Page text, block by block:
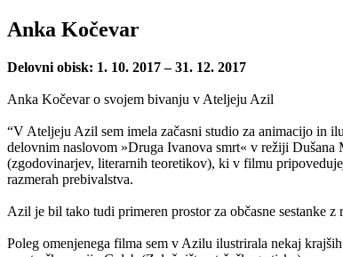
Anka Kočevar
Delovni obisk: 1. 10. 2017 – 31. 12. 2017
Anka Kočevar o svojem bivanju v Ateljeju Azil
“V Ateljeju Azil sem imela začasni studio za animacijo in
delovnim naslovom »Druga Ivanova smrt« v režiji
(zgodovinarjev, literarnih teoretikov), ki v filmu
razmerah prebivalstva.
Azil je bil tako tudi primeren prostor za občasne sestanke
Poleg omenjenega filma sem v Azilu ilustrirala nekaj